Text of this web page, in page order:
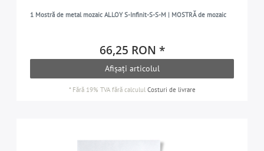
1 Mostră de metal mozaic ALLOY S-Infinit-S-S-M | MOSTRĂ de mozaic
66,25 RON *
Afișați articolul
* Fără 19% TVAfără calculul Costuri de livrare